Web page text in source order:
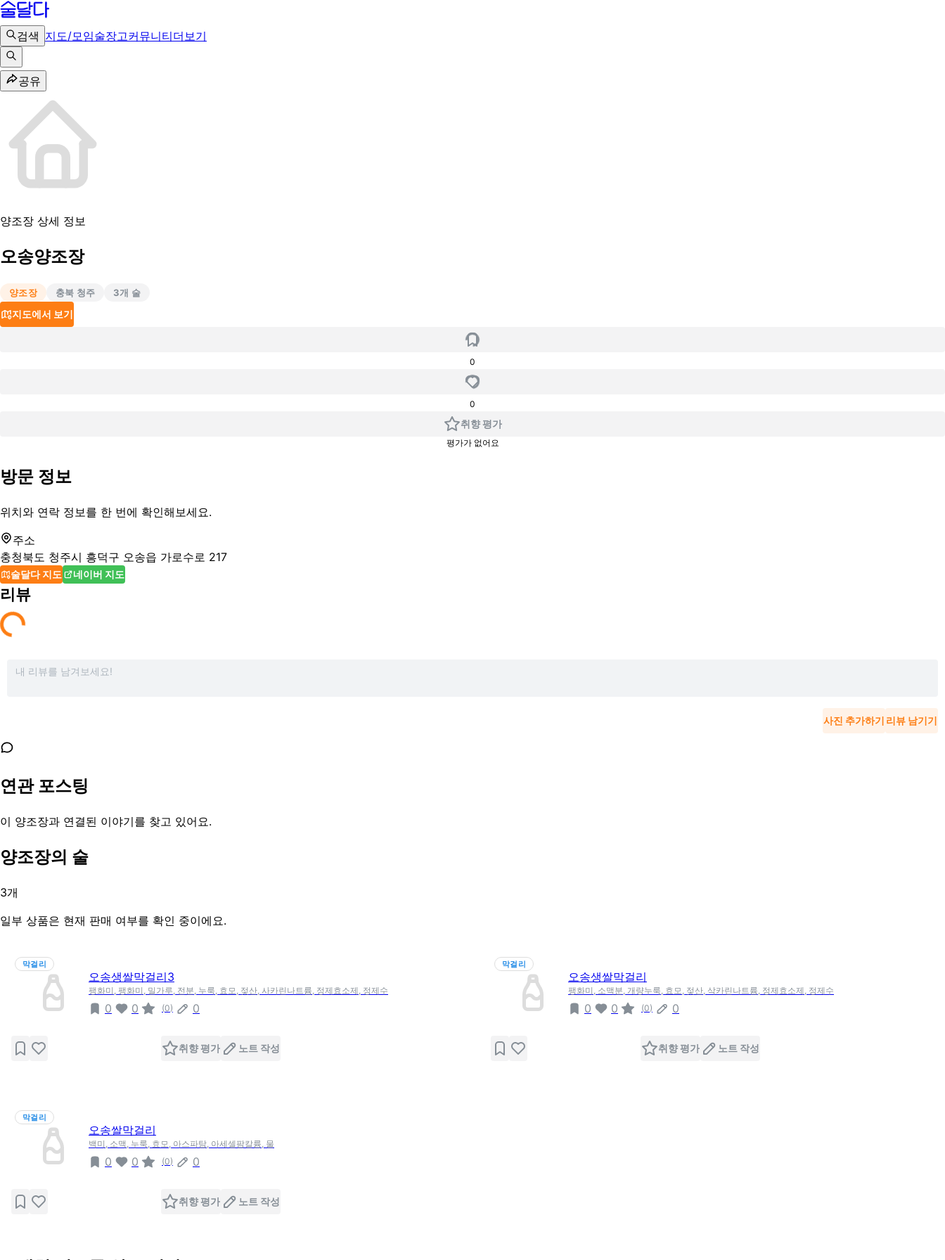
검색 지도/모임술장고커뮤니티더보기
공유
양조장 상세 정보
오송양조장
양조장 충북 청주 3개 술
지도에서 보기
0
0
취향 평가
평가가 없어요
방문 정보
위치와 연락 정보를 한 번에 확인해보세요.
주소
충청북도 청주시 흥덕구 오송읍 가로수로 217
술달다 지도 네이버 지도
리뷰
사진 추가하기 리뷰 남기기
연관 포스팅
이 양조장과 연결된 이야기를 찾고 있어요.
양조장의 술
3개
일부 상품은 현재 판매 여부를 확인 중이에요.
막걸리
오송생쌀막걸리3
팽화미, 팽화미, 밀가루, 전분, 누룩, 효모, 젖산, 사카린나트륨, 정제효소제, 정제수
0 0 (0) 0
취향 평가 노트 작성
막걸리
오송생쌀막걸리
팽화미, 소맥분, 개량누룩, 효모, 젖산, 삭카린나트륨, 정제효소제, 정제수
0 0 (0) 0
취향 평가 노트 작성
막걸리
오송쌀막걸리
백미, 소맥, 누룩, 효모, 아스파탐, 아세셀팜칼륨, 물
0 0 (0) 0
취향 평가 노트 작성